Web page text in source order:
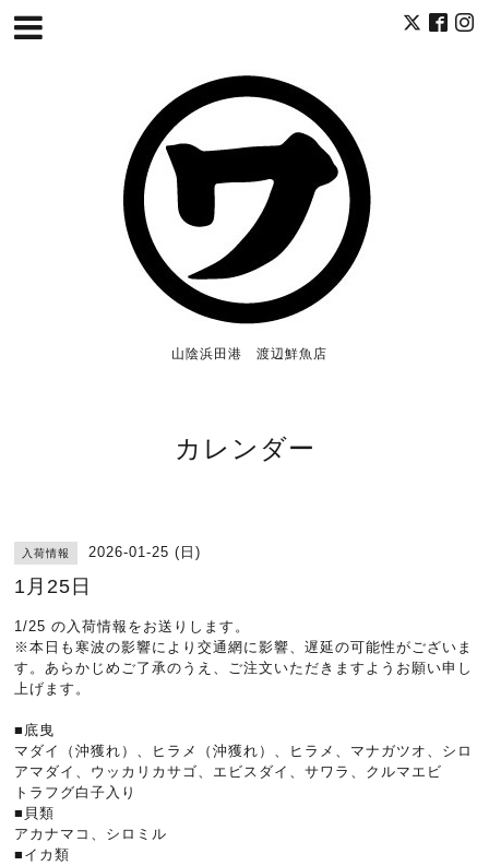
山陰浜田港 渡辺鮮魚店
カレンダー
入荷情報 2026-01-25 (日)
1月25日
1/25 の入荷情報をお送りします。
※本日も寒波の影響により交通網に影響、遅延の可能性がございま
す。あらかじめご了承のうえ、ご注文いただきますようお願い申し
上げます。
■底曳
マダイ（沖獲れ）、ヒラメ（沖獲れ）、ヒラメ、マナガツオ、シロ
アマダイ、ウッカリカサゴ、エビスダイ、サワラ、クルマエビ
トラフグ白子入り
■貝類
アカナマコ、シロミル
■イカ類